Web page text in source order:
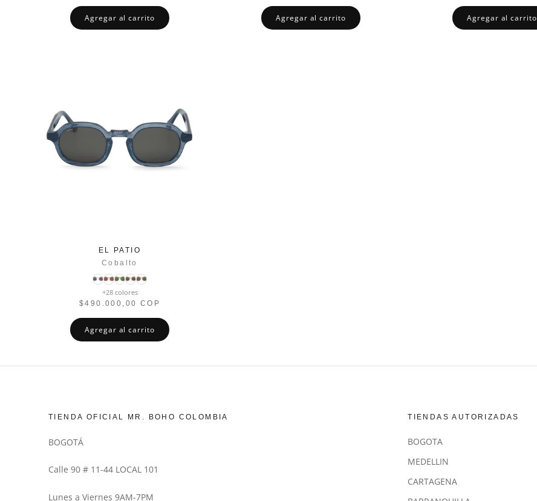
Agregar al carrito Agregar al carrito Agregar al carrito
EL PATIO
Cobalto
+28 colores
$490.000,00 COP
Agregar al carrito
TIENDA OFICIAL MR. BOHO COLOMBIA
BOGOTÁ
Calle 90 # 11-44 LOCAL 101
Lunes a Viernes 9AM-7PM
TIENDAS AUTORIZADAS
BOGOTA
MEDELLIN
CARTAGENA